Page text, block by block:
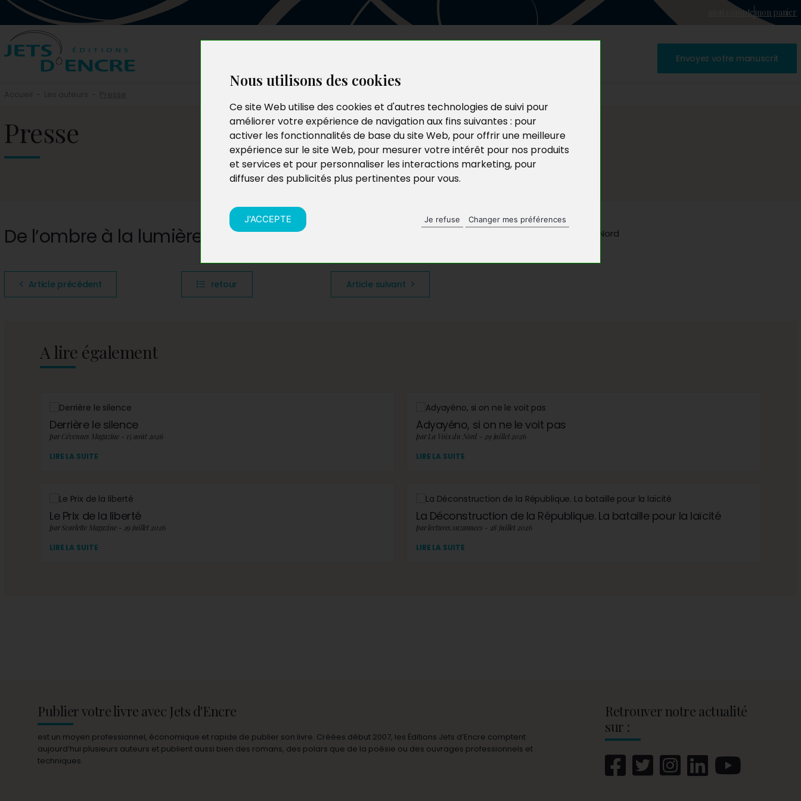
Nous utilisons des cookies
Ce site Web utilise des cookies et d'autres technologies de suivi pour
améliorer votre expérience de navigation aux fins suivantes : pour
activer les fonctionnalités de base du site Web, pour offrir une meilleure
expérience sur le site Web, pour mesurer votre intérêt pour nos produits
et services et pour personnaliser les interactions marketing, pour
diffuser des publicités plus pertinentes pour vous.
J'ACCEPTE Je refuse Changer mes préférences
mon comptemon panier
Envoyez votre manuscrit
Presse
De l’ombre à la lumière du Nord
Article précédent retour Article suivant
A lire également
Derrière le silence
par Cévennes Magazine - 15 août 2026
LIRE LA SUITE
Adyayéno, si on ne le voit pas
par La Voix du Nord - 29 juillet 2026
LIRE LA SUITE
Le Prix de la liberté
par Scarlette Magazine - 29 juillet 2026
LIRE LA SUITE
La Déconstruction de la République. La bataille pour la laïcité
par lectures.suzannees - 28 juillet 2026
LIRE LA SUITE
Publier votre livre avec Jets d'Encre
est un moyen professionnel, économique et rapide de publier son livre. Créées début 2007, les Éditions Jets d’Encre comptent
aujourd’hui plusieurs auteurs et publient aussi bien des romans, des polars que de la poésie ou des ouvrages professionnels et
techniques.
Retrouver notre actualité
sur :